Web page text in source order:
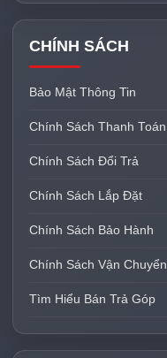
CHÍNH SÁCH
Bảo Mật Thông Tin
Chính Sách Thanh Toán
Chính Sách Đổi Trả
Chính Sách Lắp Đặt
Chính Sách Bảo Hành
Chính Sách Vận Chuyển
Tìm Hiểu Bán Trả Góp